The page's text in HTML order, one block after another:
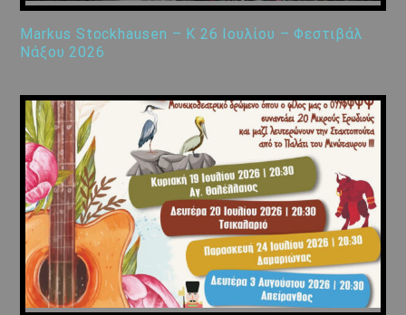
Markus Stockhausen – K 26 Ιουλίου – Φεστιβάλ
Νάξου 2026